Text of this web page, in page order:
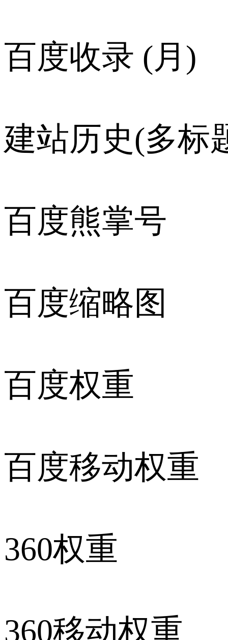
百度收录 (月)
建站历史(多标
百度熊掌号
百度缩略图
百度权重
百度移动权重
360权重
360移动权重